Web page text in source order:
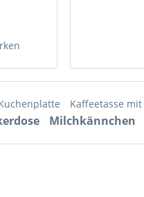
Kaffeetasse mit
Milchkännchen